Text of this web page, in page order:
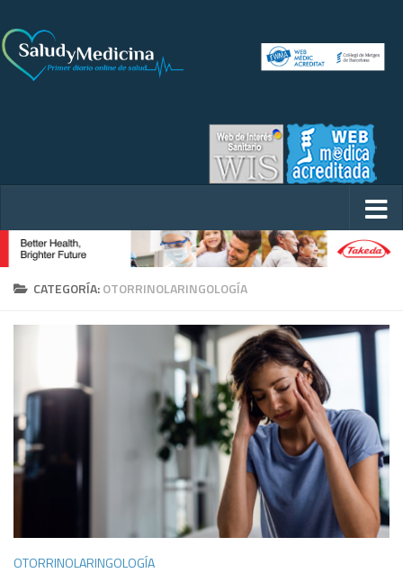
CATEGORÍA:OTORRINOLARINGOLOGÍA
OTORRINOLARINGOLOGÍA